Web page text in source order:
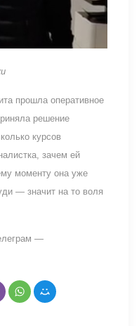
прошла оперативное
решение
курсов
зачем ей
моменту она уже
— значит на то воля
—